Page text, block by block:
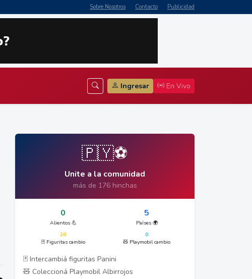
Sobre Nosotros Contacto Publicidad
Ingresar En Vivo
🇵🇾⚽
Unite a la comunidad
más de 176 hinchas
0
Alientos 💪
5
Países 🌍
20
🃏 Figuritas cambio
0
🧸 Playmobil cambio
🃏 Intercambiá figuritas Panini
🧸 Coleccioná Playmobil Albirrojos